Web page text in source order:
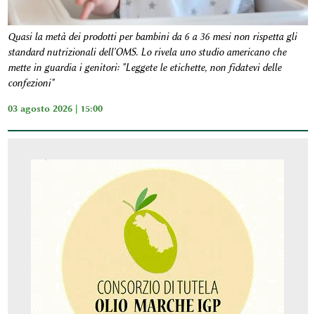
Quasi la metà dei prodotti per bambini da 6 a 36 mesi non rispetta gli
standard nutrizionali dell'OMS. Lo rivela uno studio americano che
mette in guardia i genitori: "Leggete le etichette, non fidatevi delle
confezioni"
03 agosto 2026 | 15:00